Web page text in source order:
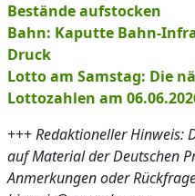
Bestände aufstocken
Bahn: Kaputte Bahn-
Druck
Lotto am Samstag: Die
Lottozahlen am
+++Redaktioneller Hinweis:
auf Material der Deutschen
Anmerkungen oder